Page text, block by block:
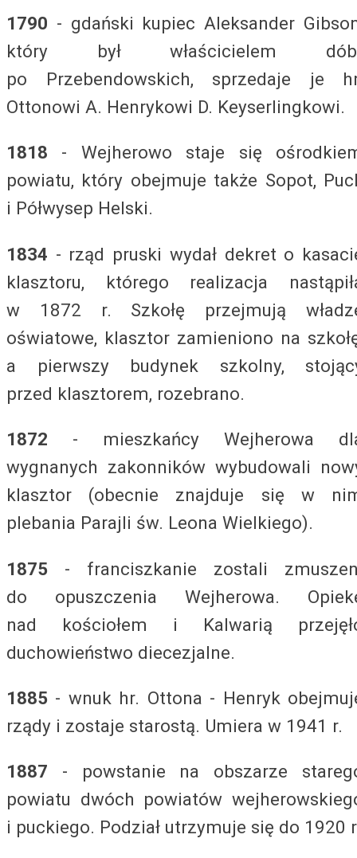
1790 - gdański kupiec Aleksander
który był właścicielem
po Przebendowskich, sprzedaje je
Ottonowi A. Henrykowi D. Keyserlingkowi.
1818 - Wejherowo staje się
powiatu, który obejmuje także Sopot,
i Półwysep Helski.
1834 - rząd pruski wydał dekret o
klasztoru, którego realizacja
w 1872 r. Szkołę przejmują
oświatowe, klasztor zamieniono na
a pierwszy budynek szkolny,
przed klasztorem, rozebrano.
1872 - mieszkańcy Wejherowa
wygnanych zakonników wybudowali
klasztor (obecnie znajduje się w
plebania Parajli św. Leona Wielkiego).
1875 - franciszkanie zostali
do opuszczenia Wejherowa.
nad kościołem i Kalwarią
duchowieństwo diecezjalne.
1885 - wnuk hr. Ottona - Henryk
rządy i zostaje starostą. Umiera w 1941 r.
1887 - powstanie na obszarze
powiatu dwóch powiatów
i puckiego. Podział utrzymuje się do 1920